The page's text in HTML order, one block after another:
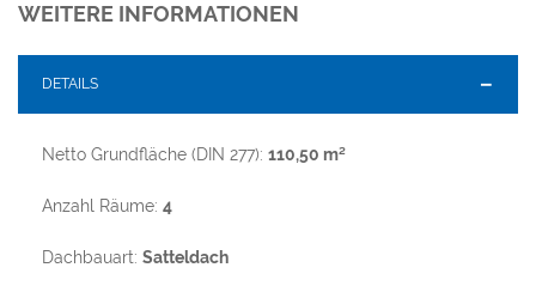
WEITERE INFORMATIONEN
DETAILS
Netto Grundfläche (DIN 277): 110,50 m²
Anzahl Räume: 4
Dachbauart: Satteldach